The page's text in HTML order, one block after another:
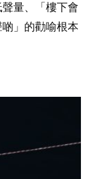
量、「樓下會
」的勸喻根本